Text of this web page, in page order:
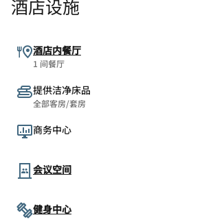
酒店设施
酒店内餐厅
1 间餐厅
提供洁净床品
全部客房/套房
商务中心
会议空间
健身中心